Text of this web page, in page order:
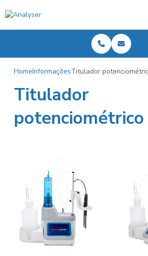
HomeInformaçõesTitulador
Titulador
potenciométrico